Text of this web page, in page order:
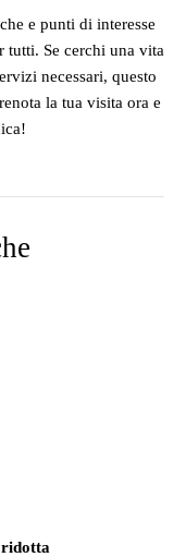
e punti di interesse
tutti. Se cerchi una vita
necessari, questo
la tua visita ora e